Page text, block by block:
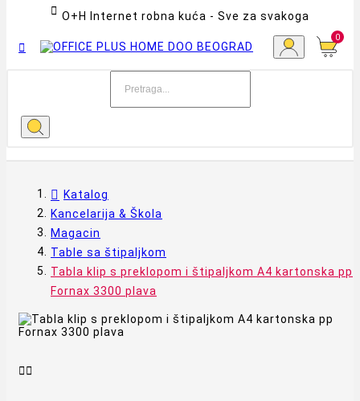
 O+H Internet robna kuća - Sve za svakoga

0
Katalog
Kancelarija & Škola
Magacin
Table sa štipaljkom
Tabla klip s preklopom i štipaljkom A4 kartonska pp
Fornax 3300 plava
